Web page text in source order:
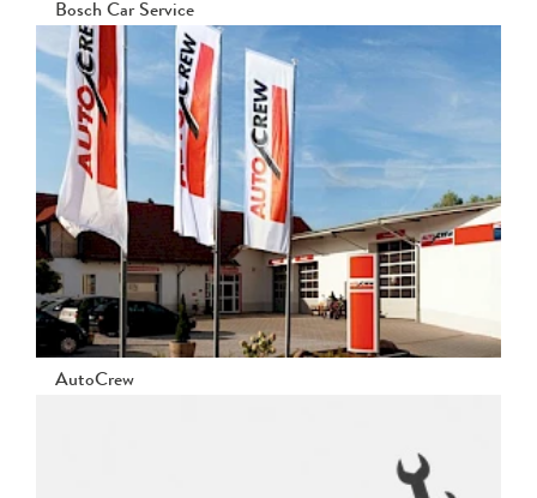
Bosch Car Service
AutoCrew